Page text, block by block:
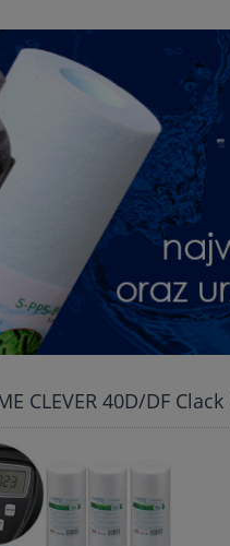
CLEVER 40D/DF Clack